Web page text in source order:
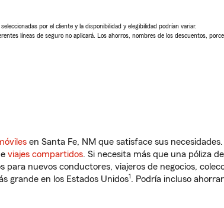
por el cliente y la disponibilidad y elegibilidad podrían variar.
líneas de seguro no aplicará. Los ahorros, nombres de los descuentos,
en Santa Fe, NM que satisface sus
viajes compartidos. Si necesita más que una póliza
nuevos conductores, viajeros de negocios,
grande en los Estados Unidos1. Podría incluso